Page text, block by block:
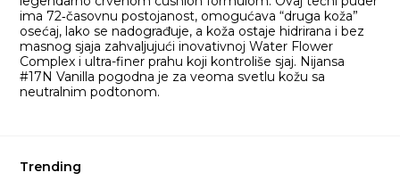
ima 72‑časovnu postojanost, omogućava “druga koža”
osećaj, lako se nadograđuje, a koža ostaje hidrirana i bez
masnog sjaja zahvaljujući inovativnoj Water Flower
Complex i ultra-finer prahu koji kontroliše sjaj. Nijansa
#17N Vanilla pogodna je za veoma svetlu kožu sa
neutralnim podtonom.
Trending